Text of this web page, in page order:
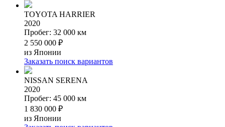
TOYOTA HARRIER
2020
Пробег: 32 000 км
2 550 000 ₽
из Японии
Заказать поиск вариантов
NISSAN SERENA
2020
Пробег: 45 000 км
1 830 000 ₽
из Японии